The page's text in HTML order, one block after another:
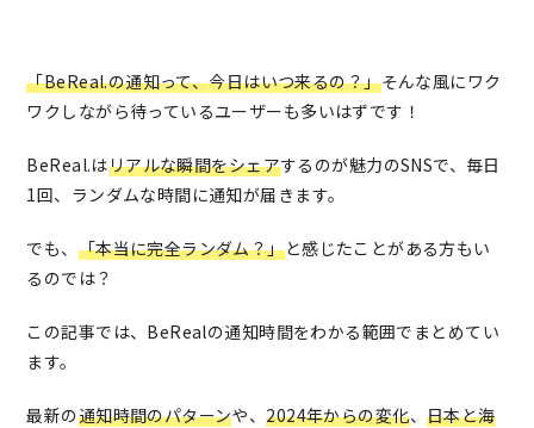
「BeReal.の通知って、今日はいつ来るの？」そんな風にワク
ワクしながら待っているユーザーも多いはずです！
BeReal.はリアルな瞬間をシェアするのが魅力のSNSで、毎日
1回、ランダムな時間に通知が届きます。
でも、 「本当に完全ランダム？」と感じたことがある方もい
るのでは？
この記事では、BeRealの通知時間をわかる範囲でまとめてい
ます。
最新の通知時間のパターンや、2024年からの変化、 日本と海